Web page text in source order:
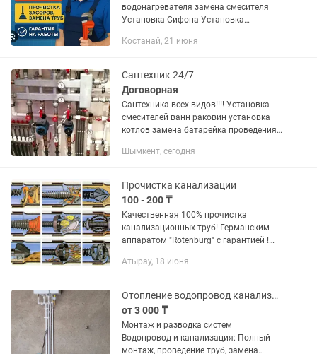
водонагревателя замена смесителя
Установка Сифона Установка
полотенцесушителя; Установка
Замена раковины; Замена...
Костанай, 21 июня
Сантехник 24/7
Договорная
Сантехника всех видов!!!! Установка
смесителей ванн раковин установка
котлов замена батарейка проведения
проведем водопровод Канализацию
Шымкент, сегодня
Прочистка канализации
100 - 200 ₸
Качественная 100% прочистка
канализационных труб! Германским
аппаратом "Rotenburg" c гарантией !
сутки. Выезд в любое время и в любой
Атырау, 18 июня
Отопление водопровод канализация
от 3 000 ₸
Монтаж и разводка систем
Водопровод и канализация: Полный
монтаж, проведение труб, замена